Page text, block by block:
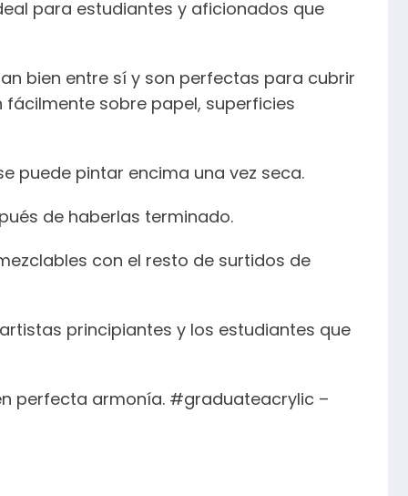
para estudiantes y aficionados que
bien entre sí y son perfectas para cubrir
sobre papel, superficies
puede pintar encima una vez seca.
de haberlas terminado.
con el resto de surtidos de
principiantes y los estudiantes que
perfecta armonía. #graduateacrylic –